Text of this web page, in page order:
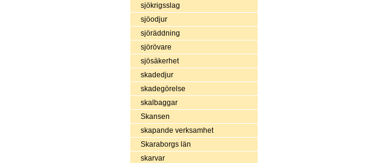
sjökrigsslag
sjöodjur
sjöräddning
sjörövare
sjösäkerhet
skadedjur
skadegörelse
skalbaggar
Skansen
skapande verksamhet
Skaraborgs län
skarvar